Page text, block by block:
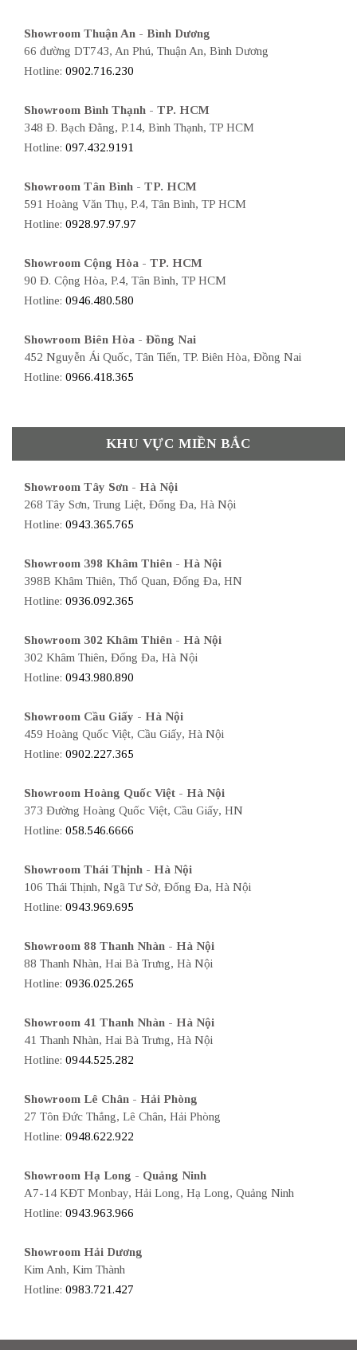
Showroom Thuận An - Bình Dương
66 đường DT743, An Phú, Thuận An, Bình Dương
Hotline: 0902.716.230
Showroom Bình Thạnh - TP. HCM
348 Đ. Bạch Đằng, P.14, Bình Thạnh, TP HCM
Hotline: 097.432.9191
Showroom Tân Bình - TP. HCM
591 Hoàng Văn Thụ, P.4, Tân Bình, TP HCM
Hotline: 0928.97.97.97
Showroom Cộng Hòa - TP. HCM
90 Đ. Cộng Hòa, P.4, Tân Bình, TP HCM
Hotline: 0946.480.580
Showroom Biên Hòa - Đồng Nai
452 Nguyễn Ái Quốc, Tân Tiến, TP. Biên Hòa, Đồng Nai
Hotline: 0966.418.365
KHU VỰC MIỀN BẮC
Showroom Tây Sơn - Hà Nội
268 Tây Sơn, Trung Liệt, Đống Đa, Hà Nội
Hotline: 0943.365.765
Showroom 398 Khâm Thiên - Hà Nội
398B Khâm Thiên, Thổ Quan, Đống Đa, HN
Hotline: 0936.092.365
Showroom 302 Khâm Thiên - Hà Nội
302 Khâm Thiên, Đống Đa, Hà Nội
Hotline: 0943.980.890
Showroom Cầu Giấy - Hà Nội
459 Hoàng Quốc Việt, Cầu Giấy, Hà Nội
Hotline: 0902.227.365
Showroom Hoàng Quốc Việt - Hà Nội
373 Đường Hoàng Quốc Việt, Cầu Giấy, HN
Hotline: 058.546.6666
Showroom Thái Thịnh - Hà Nội
106 Thái Thịnh, Ngã Tư Sở, Đống Đa, Hà Nội
Hotline: 0943.969.695
Showroom 88 Thanh Nhàn - Hà Nội
88 Thanh Nhàn, Hai Bà Trưng, Hà Nội
Hotline: 0936.025.265
Showroom 41 Thanh Nhàn - Hà Nội
41 Thanh Nhàn, Hai Bà Trưng, Hà Nội
Hotline: 0944.525.282
Showroom Lê Chân - Hải Phòng
27 Tôn Đức Thắng, Lê Chân, Hải Phòng
Hotline: 0948.622.922
Showroom Hạ Long - Quảng Ninh
A7-14 KĐT Monbay, Hải Long, Hạ Long, Quảng Ninh
Hotline: 0943.963.966
Showroom Hải Dương
Kim Anh, Kim Thành
Hotline: 0983.721.427